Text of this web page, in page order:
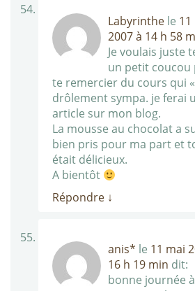
Labyrinthe le 11
2007 à 14 h 58
Je voulais juste
un petit coucou
te remercier du cours qui
drôlement sympa. je ferai
article sur mon blog.
La mousse au chocolat a
bien pris pour ma part et
était délicieux.
A bientôt
Répondre ↓
anis* le 11 mai
16 h 19 min dit:
bonne journée